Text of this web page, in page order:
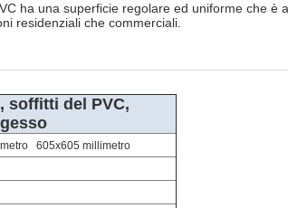
ha una superficie regolare ed uniforme che
residenziali che commerciali.
soffitti del PVC,
605x605 millimetro